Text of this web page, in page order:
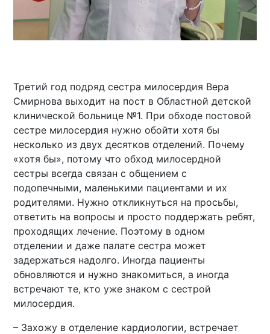
Третий год подряд сестра милосердия Вера
Смирнова выходит на пост в Областной детской
клинической больнице №1. При обходе постовой
сестре милосердия нужно обойти хотя бы
несколько из двух десятков отделений. Почему
«хотя бы», потому что обход милосердной
сестры всегда связан с общением с
подопечными, маленькими пациентами и их
родителями. Нужно откликнуться на просьбы,
ответить на вопросы и просто поддержать ребят,
проходящих лечение. Поэтому в одном
отделении и даже палате сестра может
задержаться надолго. Иногда пациенты
обновляются и нужно знакомиться, а иногда
встречают те, кто уже знаком с сестрой
милосердия.
– Захожу в отделение кардиологии, встречает